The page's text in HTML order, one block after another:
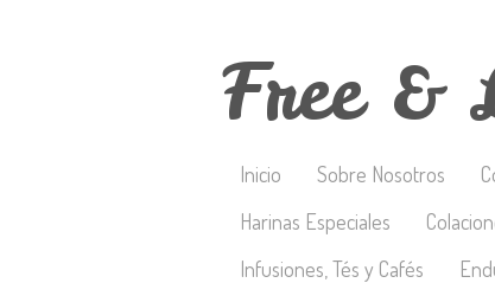
Free &
Inicio Sobre Nosotros
Harinas Especiales
Infusiones, Tés y Cafés